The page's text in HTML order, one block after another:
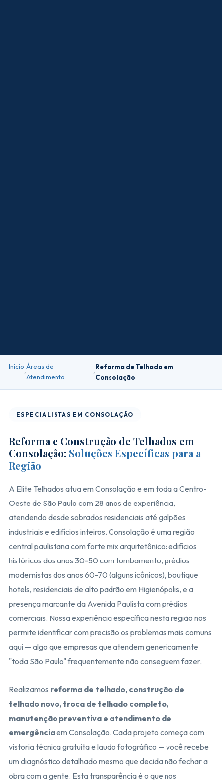
Início
›
Áreas de
Atendimento
›
Reforma de Telhado em
Consolação
ESPECIALISTAS EM CONSOLAÇÃO
Reforma e Construção de Telhados em
Consolação: Soluções Específicas para a
Região
A Elite Telhados atua em Consolação e em toda a Centro-
Oeste de São Paulo com 28 anos de experiência,
atendendo desde sobrados residenciais até galpões
industriais e edifícios inteiros. Consolação é uma região
central paulistana com forte mix arquitetônico: edifícios
históricos dos anos 30-50 com tombamento, prédios
modernistas dos anos 60-70 (alguns icônicos), boutique
hotels, residenciais de alto padrão em Higienópolis, e a
presença marcante da Avenida Paulista com prédios
comerciais. Nossa experiência específica nesta região nos
permite identificar com precisão os problemas mais comuns
aqui — algo que empresas que atendem genericamente
"toda São Paulo" frequentemente não conseguem fazer.
Realizamos reforma de telhado, construção de
telhado novo, troca de telhado completo,
manutenção preventiva e atendimento de
emergênciaem Consolação. Cada projeto começa com
vistoria técnica gratuita e laudo fotográfico — você recebe
um diagnóstico detalhado mesmo que decida não fechar a
obra com a gente. Esta transparência é o que nos